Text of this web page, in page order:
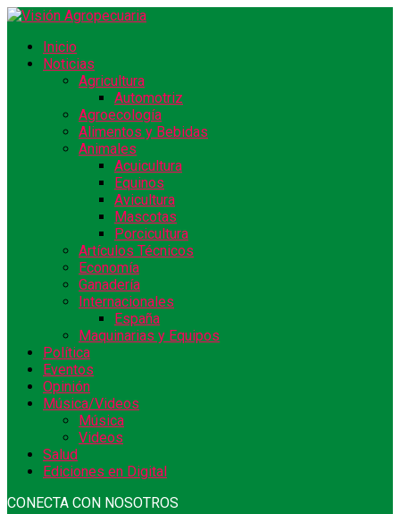
Inicio
Noticias
Agricultura
Automotriz
Agroecología
Alimentos y Bebidas
Animales
Acuicultura
Equinos
Avicultura
Mascotas
Porcicultura
Artículos Técnicos
Economía
Ganadería
Internacionales
España
Maquinarias y Equipos
Política
Eventos
Opinión
Música/Videos
Música
Videos
Salud
Ediciones en Digital
CONECTA CON NOSOTROS